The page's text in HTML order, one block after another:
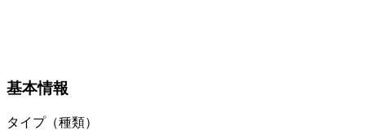
基本情報
タイプ（種類）